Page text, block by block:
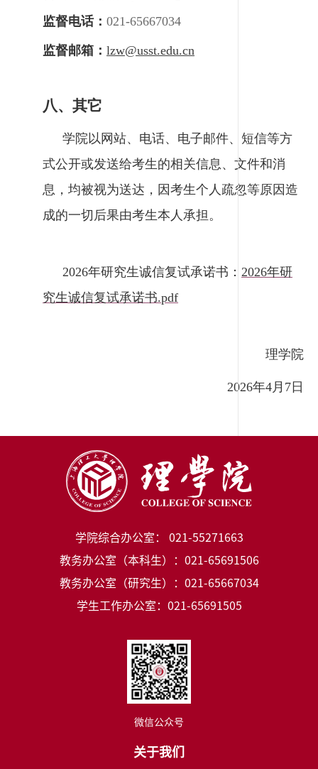
监督电话： 021-65667034
监督邮箱： lzw@usst.edu.cn
八、其它
学院以网站、电话、电子邮件、短信等方
式公开或发送给考生的相关信息、文件和消
息，均被视为送达，因考生个人疏忽等原因造
成的一切后果由考生本人承担。
2026年研究生诚信复试承诺书： 2026年研
究生诚信复试承诺书.pdf
理学院
2026年4月7日
学院综合办公室： 021-55271663
教务办公室（本科生）：021-65691506
教务办公室（研究生）：021-65667034
学生工作办公室：021-65691505
微信公众号
关于我们